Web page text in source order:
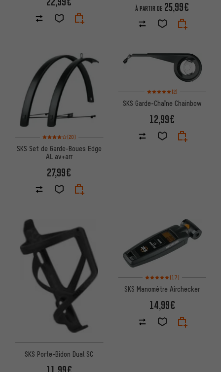
À PARTIR DE 25,99€
Note moyenne : 4 sur 5 d'après 20 avis
(20)
SKS Set de Garde-Boues Edge
AL av+arr
27,99€
Note moyenne : 5 sur 5
(2)
SKS Garde-Chaîne Chainbow
12,99€
SKS Porte-Bidon Dual SC
Note moyenne : 5 sur 5 d'après
(17)
SKS Manomètre Airchecker
14,99€